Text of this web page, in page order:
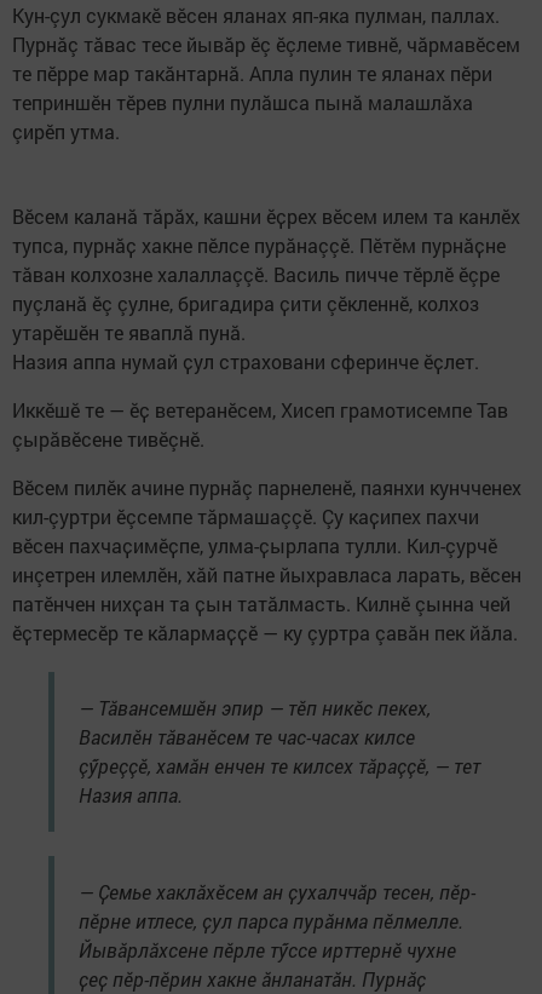
Кун-çул сукмакĕ вĕсен яланах яп-яка пулман, паллах.
Пурнăç тăвас тесе йывăр ӗç ĕçлеме тивнĕ, чăрмавĕсем
те пĕрре мар такăнтарнă. Апла пулин те яланах пĕри
теприншĕн тĕрев пулни пулăшса пынă малашлăха
çирĕп утма.
Вӗсем каланӑ тӑрӑх, кашни ӗҫрех вӗсем илем та канлӗх
тупса, пурнӑҫ хакне пӗлсе пурăнаççӗ. Пӗтӗм пурнӑҫне
тӑван колхозне халаллаççӗ. Василь пичче тӗрлӗ ӗçре
пуçланă ӗç çулне, бригадира ҫити çӗкленнӗ, колхоз
утарӗшӗн те яваплӑ пунă.
Назия аппа нумай ҫул страховани сферинче ӗҫлет.
Иккӗшӗ те — ӗҫ ветеранӗсем, Хисеп грамотисемпе Тав
çырăвӗсене тивӗçнӗ.
Вӗсем пилӗк ачине пурнăç парнеленӗ, паянхи кунчченех
кил-çуртри ӗçсемпе тăрмашаççӗ. Çу каҫипех пахчи
вӗсен пахчаҫимӗҫпе, улма-ҫырлапа тулли. Кил-çурчӗ
инçетрен илемлӗн, хӑй патне йыхравласа ларать, вӗсен
патӗнчен нихҫан та ҫын татăлмасть. Килнӗ çынна чей
ӗҫтермесӗр те кӑлармаҫҫӗ — ку çуртра çавăн пек йӑла.
— Тӑвансемшӗн эпир — тӗп никӗс пекех,
Василӗн тӑванӗсем те час-часах килсе
çӳреççӗ, хамӑн енчен те килсех тăраççӗ, — тет
Назия аппа.
— Ҫемье хаклӑхӗсем ан ҫухалччӑр тесен, пӗр-
пӗрне итлесе, ҫул парса пурăнма пӗлмелле.
Йывӑрлӑхсене пӗрле тӳссе ирттернӗ чухне
ҫеҫ пӗр-пӗрин хакне ӑнланатӑн. Пурнӑҫ